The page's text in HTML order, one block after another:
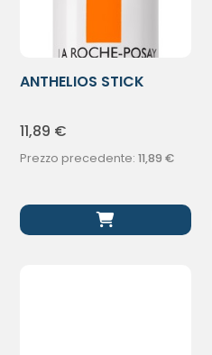
ANTHELIOS STICK
11,89 €
Prezzo precedente:11,89 €